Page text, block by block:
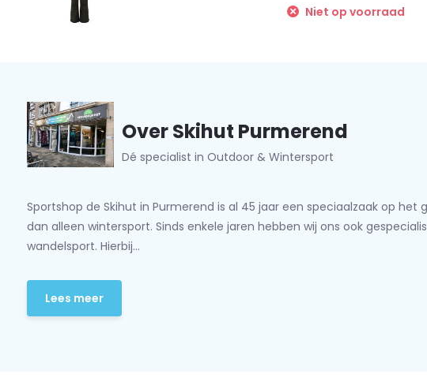
Niet op voorraad
Over Skihut Purmerend
Dé specialist in Outdoor & Wintersport
Sportshop de Skihut in Purmerend is al 45 jaar een speciaalzaak op het
dan alleen wintersport. Sinds enkele jaren hebben wij ons ook
wandelsport. Hierbij...
Lees meer